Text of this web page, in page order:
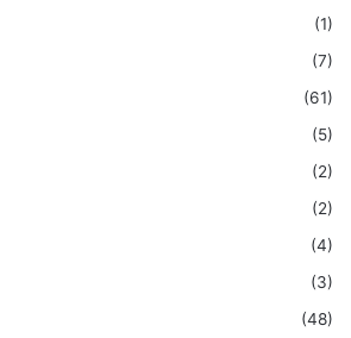
(1)
(7)
(61)
(5)
(2)
(2)
(4)
(3)
(48)